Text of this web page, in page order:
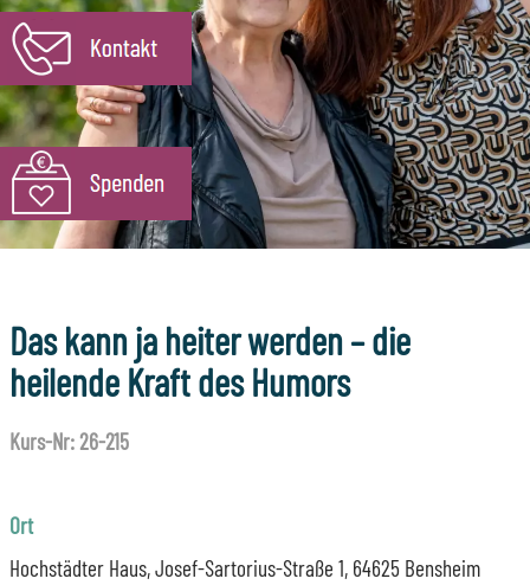
Das kann ja heiter werden – die
heilende Kraft des Humors
Kurs-Nr: 26-215
Ort
Hochstädter Haus, Josef-Sartorius-Straße 1, 64625 Bensheim